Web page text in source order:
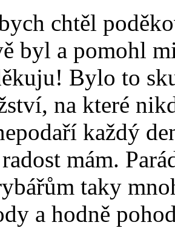
chtěl
byl a pomohl
Bylo to
na které
každý
mám.
taky
a hodně